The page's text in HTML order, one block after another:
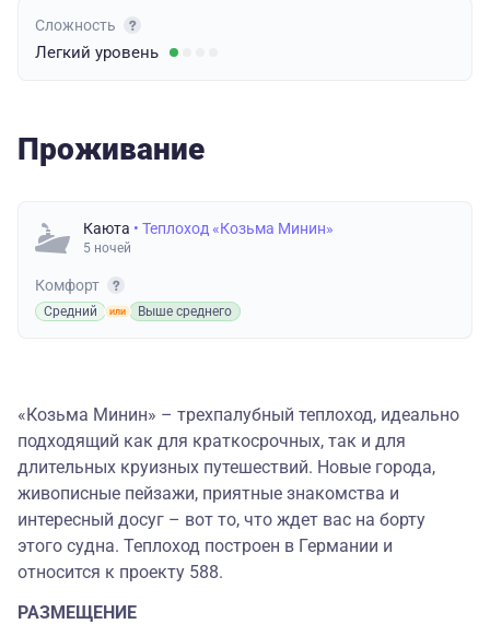
Сложность
Легкий уровень
Проживание
Каюта • Теплоход «Козьма Минин»
5 ночей
Комфорт
Средний Выше среднего
«Козьма Минин» – трехпалубный теплоход, идеально
подходящий как для краткосрочных, так и для
длительных круизных путешествий. Новые города,
живописные пейзажи, приятные знакомства и
интересный досуг – вот то, что ждет вас на борту
этого судна. Теплоход построен в Германии и
относится к проекту 588.
РАЗМЕЩЕНИЕ